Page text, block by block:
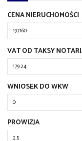
CENA NIERUCHOMOŚCI
VAT OD TAKSY
WNIOSEK DO WKW
PROWIZJA